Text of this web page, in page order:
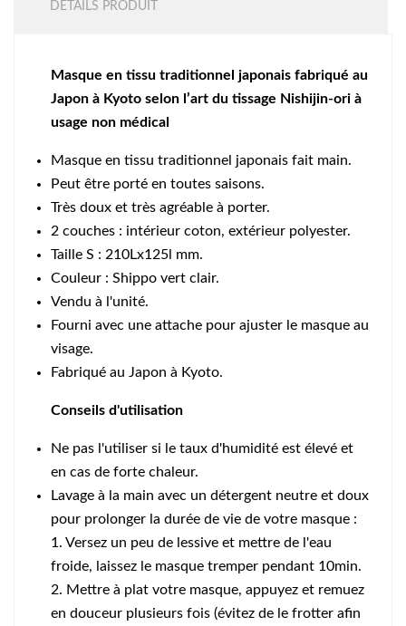
DÉTAILS PRODUIT
Masque en tissu traditionnel japonais fabriqué au
Japon à Kyoto selon l’art du tissage Nishijin-ori à
usage non médical
Masque en tissu traditionnel japonais fait main.
Peut être porté en toutes saisons.
Très doux et très agréable à porter.
2 couches : intérieur coton, extérieur polyester.
Taille S : 210Lx125l mm.
Couleur : Shippo vert clair.
Vendu à l'unité.
Fourni avec une attache pour ajuster le masque au
visage.
Fabriqué au Japon à Kyoto.
Conseils d'utilisation
Ne pas l'utiliser si le taux d'humidité est élevé et
en cas de forte chaleur.
Lavage à la main avec un détergent neutre et doux
pour prolonger la durée de vie de votre masque :
1. Versez un peu de lessive et mettre de l'eau
froide, laissez le masque tremper pendant 10min.
2. Mettre à plat votre masque, appuyez et remuez
en douceur plusieurs fois (évitez de le frotter afin